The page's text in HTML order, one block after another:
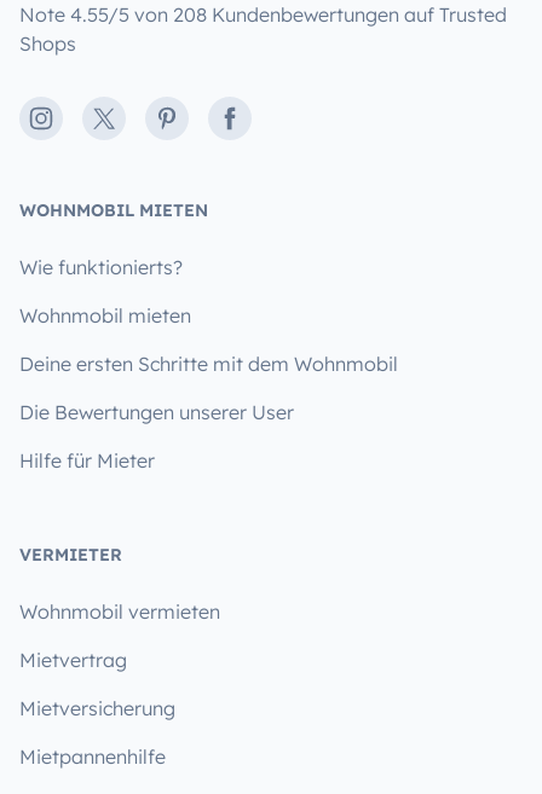
Note 4.55/5 von 208 Kundenbewertungen auf Trusted
Shops
Instagram
X PinterestFacebook
WOHNMOBIL MIETEN
Wie funktionierts?
Wohnmobil mieten
Deine ersten Schritte mit dem Wohnmobil
Die Bewertungen unserer User
Hilfe für Mieter
VERMIETER
Wohnmobil vermieten
Mietvertrag
Mietversicherung
Mietpannenhilfe